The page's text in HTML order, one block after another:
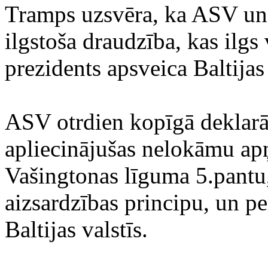
Tramps uzsvēra, ka ASV
ilgstoša draudzība, kas
prezidents apsveica
ASV otrdien kopīgā
apliecinājušas nelokāmu
Vašingtonas līguma
aizsardzības principu, un
Baltijas valstīs.